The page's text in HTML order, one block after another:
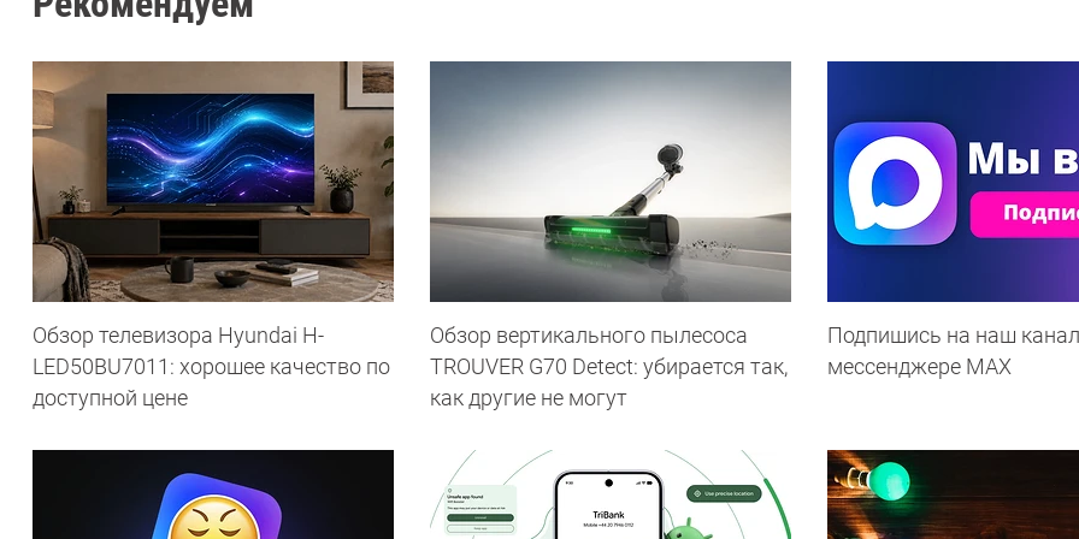
Обзор телевизора Hyundai H-
LED50BU7011: хорошее качество по
доступной цене
Обзор вертикального пылесоса
TROUVER G70 Detect: убирается так,
как другие не могут
Подпишись на наш
мессенджере МАХ